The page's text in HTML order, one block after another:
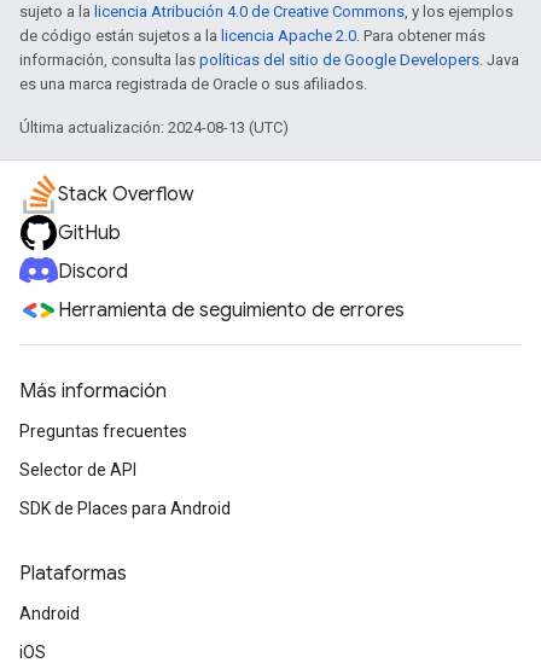
sujeto a la licencia Atribución 4.0 de Creative Commons, y los ejemplos
de código están sujetos a la licencia Apache 2.0. Para obtener más
información, consulta las políticas del sitio de Google Developers. Java
es una marca registrada de Oracle o sus afiliados.
Última actualización: 2024-08-13 (UTC)
Stack Overflow
GitHub
Discord
Herramienta de seguimiento de errores
Más información
Preguntas frecuentes
Selector de API
SDK de Places para Android
Plataformas
Android
iOS